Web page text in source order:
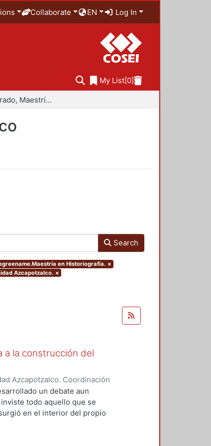
Collaborate EN Log In
My List[0]
Trabajo de grado, Maestría en Historiografía de México
Search
en Historiografía. ×
Azcapotzalco. ×
a la construcción del
Azcapotzalco. Coordinación
Isis Monserrat
un debate aun
todo aquello que se
en el interior del propio